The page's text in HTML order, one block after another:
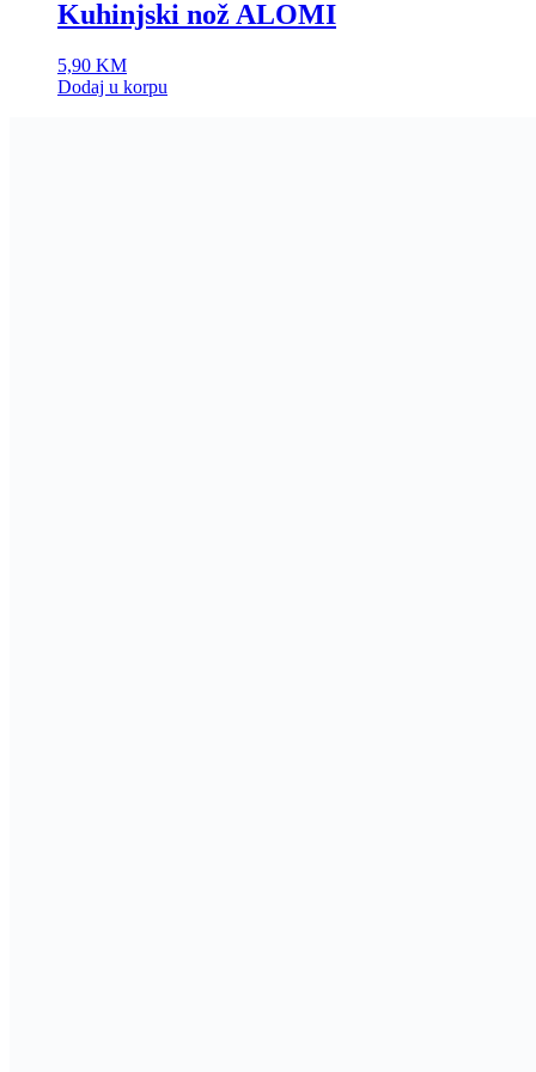
Kuhinjski nož ALOMI
5,90 KM
Dodaj u korpu